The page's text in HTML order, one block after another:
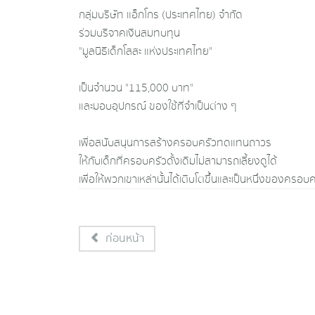
กลุ่มบริษัท แอ็กโกร (ประเทศไทย) จำกัด
ร่วมบริจาคเงินสมทบทุน
"มูลนิธิเด็กโสสะ แห่งประเทศไทย"
เป็นจำนวน "115,000 บาท"
และมอบอุปกรณ์ ของใช้ที่จำเป็นต่าง ๆ
เพื่อสนับสนุนการสร้างครอบครัวทดแทนถาวร
ให้กับเด็กที่ครอบครัวดั้งเดิมไม่สามารถเลี้ยงดูได้
เพื่อให้พวกเขาเหล่านั้นได้เติบโตขึ้นและเป็นหนึ่งของครอ
ก่อนหน้า